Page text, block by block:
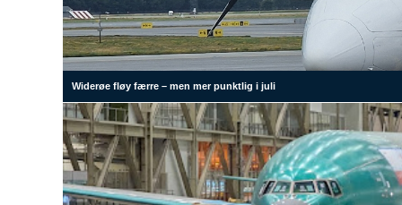
Widerøe fløy færre – men mer punktlig i juli